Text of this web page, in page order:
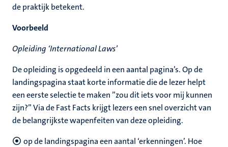
de praktijk betekent.
Voorbeeld
Opleiding ‘International Laws’
De opleiding is opgedeeld in een aantal pagina’s. Op de
landingspagina staat korte informatie die de lezer helpt
een eerste selectie te maken ”zou dit iets voor mij kunnen
zijn?” Via de Fast Facts krijgt lezers een snel overzicht van
de belangrijkste wapenfeiten van deze opleiding.
op de landingspagina een aantal ‘erkenningen’. Hoe